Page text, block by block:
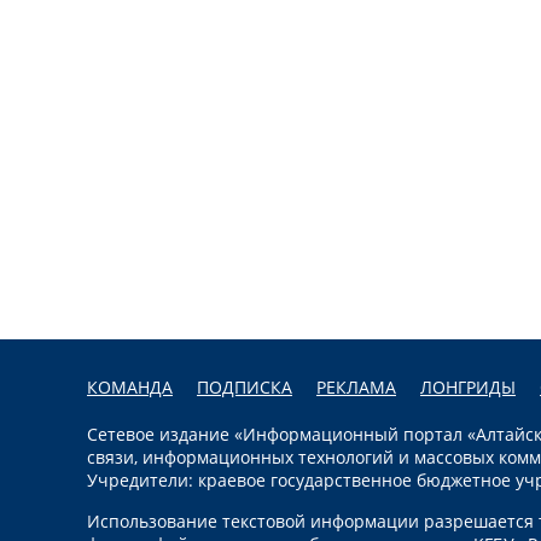
КОМАНДА ПОДПИСКА РЕКЛАМА ЛОНГРИДЫ
Сетевое издание «Информационный портал
связи, информационных технологий и массовых
Учредители: краевое государственное бюджетное
Использование текстовой информации